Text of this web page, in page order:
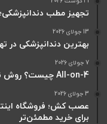
تجهیز مطب
13 جولای 2026
بهترین دندانپزشکی در
7 جولای 2026
All-on-4 چیست؟ روش نوین بازسازی کامل دندان با 4 ایمپلنت
3 جولای 2026
عصب کش؛ فروشگاه
برای خرید مطمئن‌تر